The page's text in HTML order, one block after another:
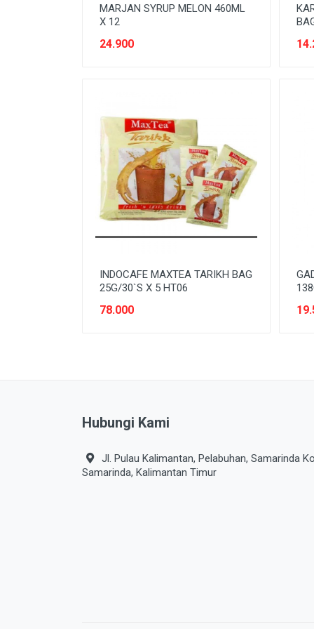
SEREAL & SARAPAN
TEMPAT PENYIMPANAN
TEPUNG
TISSUE & KAPAS
MARJAN SYRUP MELON 460ML
X 12
24.900
INDOCAFE MAXTEA TARIKH BAG
25G/30`S X 5 HT06
78.000
Hubungi Kami
Jl. Pulau Kalimantan, Pelabuhan, Samarinda
Samarinda, Kalimantan Timur